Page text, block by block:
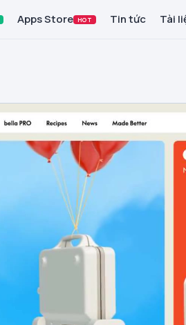
Apps Store HOT Tin tức Tài